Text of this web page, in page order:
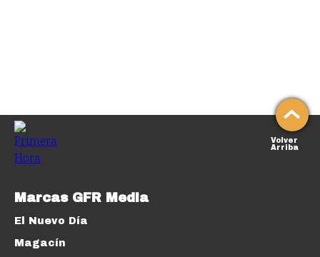
Volver
Arriba
Marcas GFR Media
El Nuevo Día
Magacín